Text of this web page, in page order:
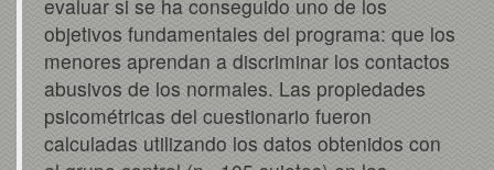
evaluar si se ha conseguido uno de los
objetivos fundamentales del programa: que los
menores aprendan a discriminar los contactos
abusivos de los normales. Las propiedades
psicométricas del cuestionario fueron
calculadas utilizando los datos obtenidos con